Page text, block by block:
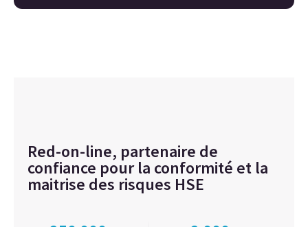
Red-on-line, partenaire de
confiance pour la conformité et la
maitrise des risques HSE